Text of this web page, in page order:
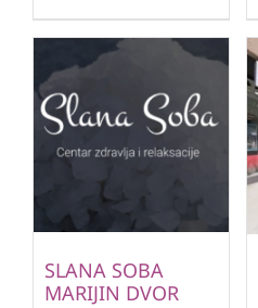
SLANA SOBA
MARIJIN DVOR